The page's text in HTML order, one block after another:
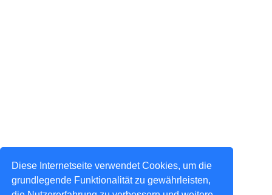
Diese Internetseite verwendet Cookies, um die
grundlegende Funktionalität zu gewährleisten,